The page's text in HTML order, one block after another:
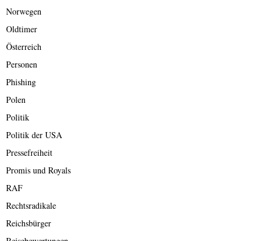
Norwegen
Oldtimer
Österreich
Personen
Phishing
Polen
Politik
Politik der USA
Pressefreiheit
Promis und Royals
RAF
Rechtsradikale
Reichsbürger